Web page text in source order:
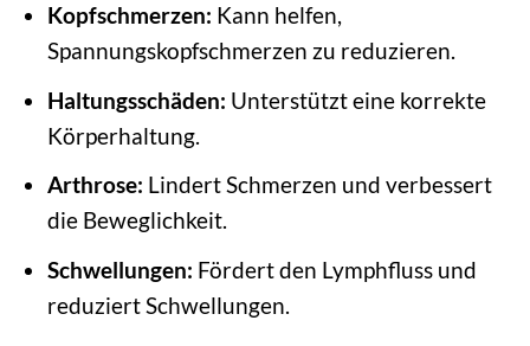
Kopfschmerzen: Kann helfen,
Spannungskopfschmerzen zu reduzieren.
Haltungsschäden: Unterstützt eine korrekte
Körperhaltung.
Arthrose: Lindert Schmerzen und verbessert
die Beweglichkeit.
Schwellungen: Fördert den Lymphfluss und
reduziert Schwellungen.